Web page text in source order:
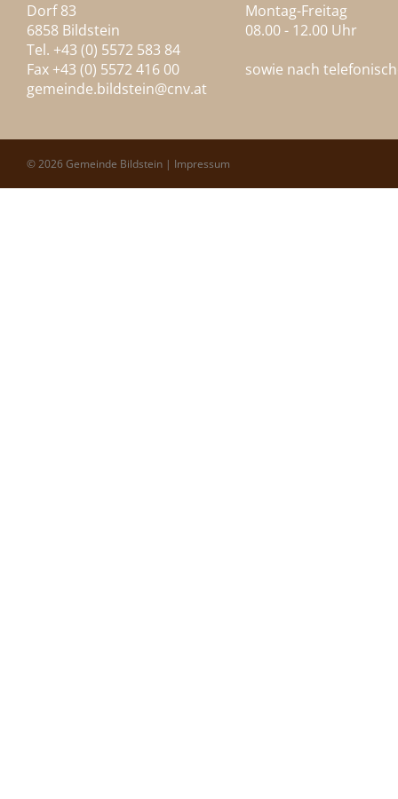
Dorf 83
6858 Bildstein
Tel. +43 (0) 5572 583 84
Fax +43 (0) 5572 416 00
gemeinde.bildstein@cnv.at
Montag-Freitag
08.00 - 12.00 Uhr
sowie nach
© 2026 Gemeinde Bildstein | Impressum